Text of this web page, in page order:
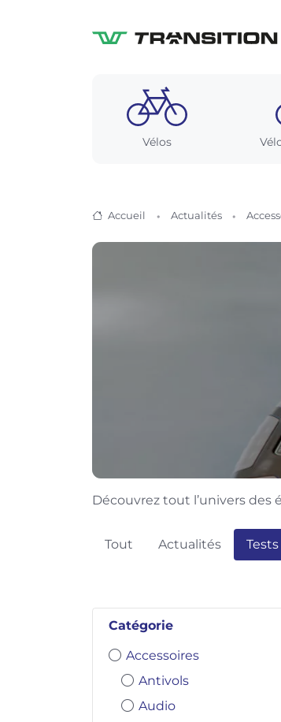
Vélos
Accueil Actualités
Découvrez tout l’univers des
Tout Actualités Tests
Catégorie
Accessoires
Antivols
Audio